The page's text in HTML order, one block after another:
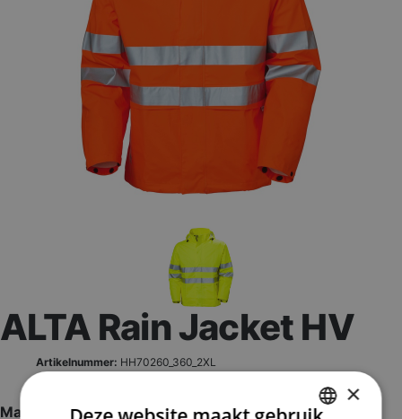
ALTA Rain Jacket HV
Artikelnummer: HH70260_360_2XL
EAN nummer:
Maat
×